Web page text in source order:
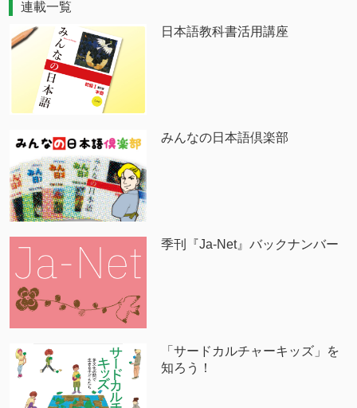
連載一覧
日本語教科書活用講座
みんなの日本語倶楽部
季刊『Ja-Net』バックナンバー
「サードカルチャーキッズ」を
知ろう！